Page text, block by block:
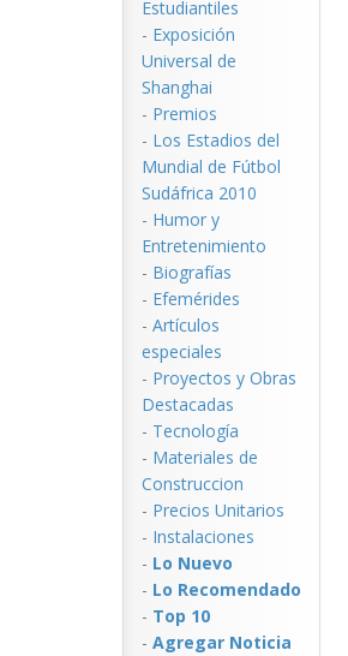
Estudiantiles
- Exposición
Universal de
Shanghai
- Premios
- Los Estadios del
Mundial de Fútbol
Sudáfrica 2010
- Humor y
Entretenimiento
- Biografías
- Efemérides
- Artículos
especiales
- Proyectos y Obras
Destacadas
- Tecnología
- Materiales de
Construccion
- Precios Unitarios
- Instalaciones
- Lo Nuevo
- Lo Recomendado
- Top 10
- Agregar Noticia